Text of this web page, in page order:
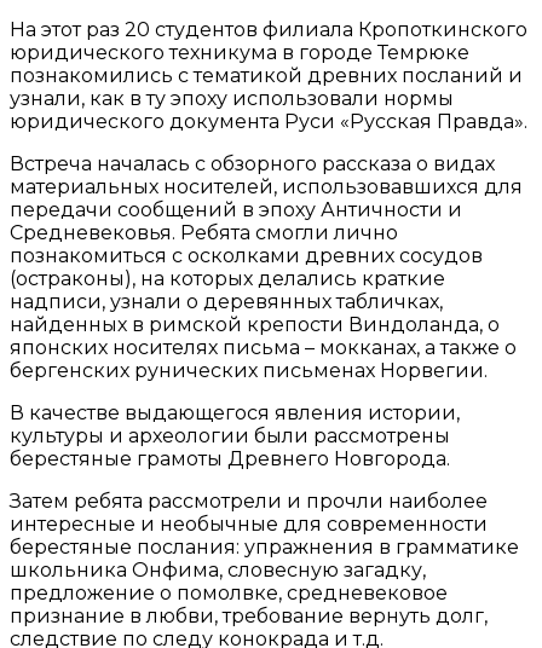
На этот раз 20 студентов филиала Кропоткинского
юридического техникума в городе Темрюке
познакомились с тематикой древних посланий и
узнали, как в ту эпоху использовали нормы
юридического документа Руси «Русская Правда».
Встреча началась с обзорного рассказа о видах
материальных носителей, использовавшихся для
передачи сообщений в эпоху Античности и
Средневековья. Ребята смогли лично
познакомиться с осколками древних сосудов
(остраконы), на которых делались краткие
надписи, узнали о деревянных табличках,
найденных в римской крепости Виндоланда, о
японских носителях письма – мокканах, а также о
бергенских рунических письменах Норвегии.
В качестве выдающегося явления истории,
культуры и археологии были рассмотрены
берестяные грамоты Древнего Новгорода.
Затем ребята рассмотрели и прочли наиболее
интересные и необычные для современности
берестяные послания: упражнения в грамматике
школьника Онфима, словесную загадку,
предложение о помолвке, средневековое
признание в любви, требование вернуть долг,
следствие по следу конокрада и т.д.